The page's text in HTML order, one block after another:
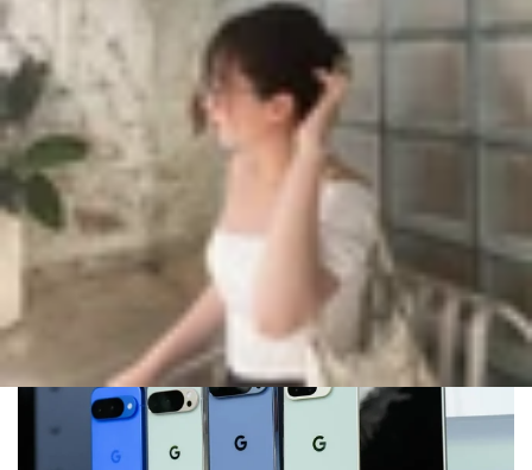
Nên mua Google Pixel 10 phiên bản
nào? Hướng dẫn lựa chọn model
phù hợp với bạn!
Triệu Vy
Ngày đăng: 22/08/2025
Cập nhật:22/08/2025
Theo dõi XTMobile trên